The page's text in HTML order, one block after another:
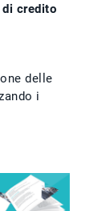
di credito
delle
i